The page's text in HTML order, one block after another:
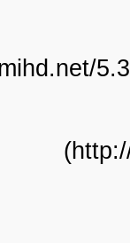
http://